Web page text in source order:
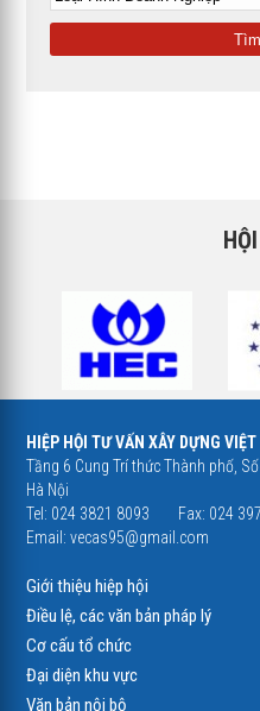
HIỆP HỘI TƯ VẤN XÂY DỰNG
Tầng 6 Cung Trí thức Thành phố,
Hà Nội
Tel: 024 3821 8093
Fax: 024
Email:vecas95@gmail.com
Giới thiệu hiệp hội
Điều lệ, các văn bản pháp lý
Cơ cấu tổ chức
Đại diện khu vực
Văn bản nội bộ